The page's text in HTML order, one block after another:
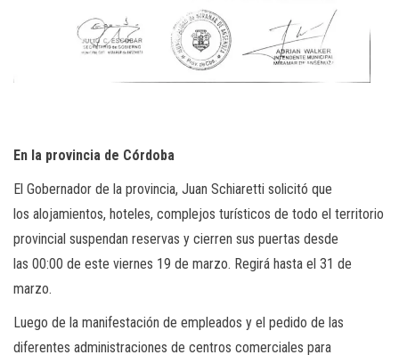
En la provincia de Córdoba
El Gobernador de la provincia, Juan Schiaretti solicitó que
los alojamientos, hoteles, complejos turísticos de todo el territorio
provincial suspendan reservas y cierren sus puertas desde
las 00:00 de este viernes 19 de marzo. Regirá hasta el 31 de
marzo.
Luego de la manifestación de empleados y el pedido de las
diferentes administraciones de centros comerciales para